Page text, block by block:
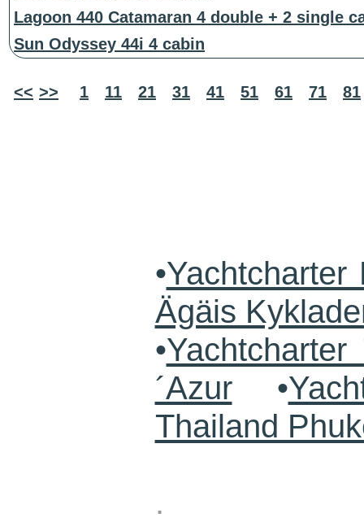
Lagoon 440 Catamaran 4 double + 2 single
Sun Odyssey 44i 4 cabin
<< >> 1 11 21 31 41 51 61 71 81
•Yachtcharter
Ägäis
•
´Azur•
Thailand
.